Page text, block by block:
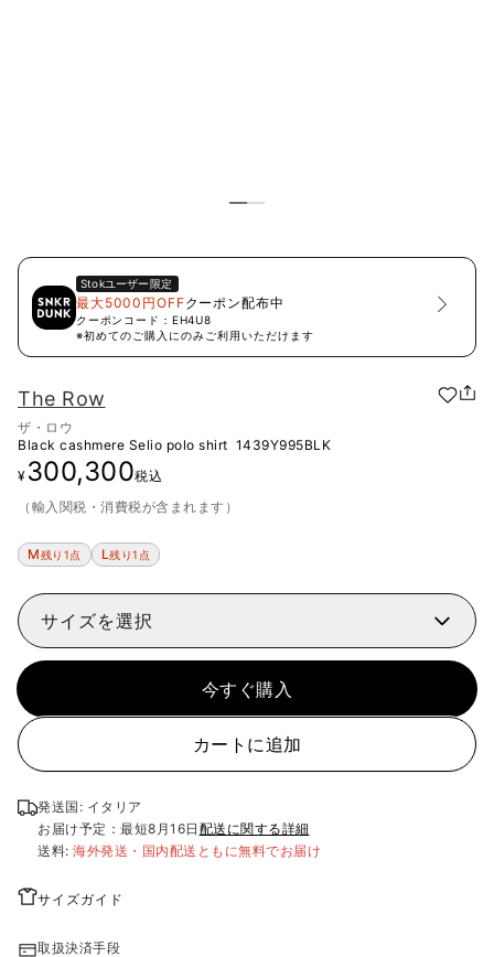
Stokユーザー限定
最大5000円OFFクーポン配布中
クーポンコード： EH4U8
※初めてのご購入にのみご利用いただけます
The Row
ザ・ロウ
Black cashmere Selio polo shirt 1439Y995BLK
¥ 300,300税込
（輸入関税・消費税が含まれます）
M残り1点 L残り1点
サイズを選択
今すぐ購入
カートに追加
発送国: イタリア
お届け予定：最短8月16日 配送に関する詳細
送料: 海外発送・国内配送ともに無料でお届け
サイズガイド
取扱決済手段